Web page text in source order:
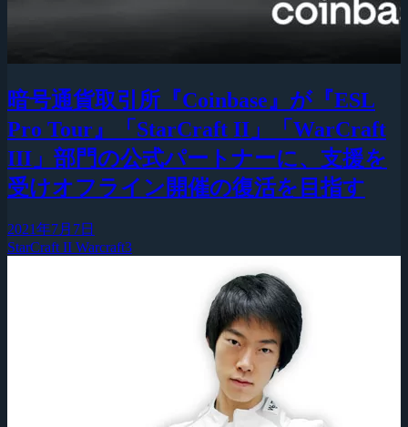
暗号通貨取引所『Coinbase』が『ESL
Pro Tour』「StarCraft II」「WarCraft
III」部門の公式パートナーに、支援を
受けオフライン開催の復活を目指す
2021年7月7日
StarCraft II Warcraft3